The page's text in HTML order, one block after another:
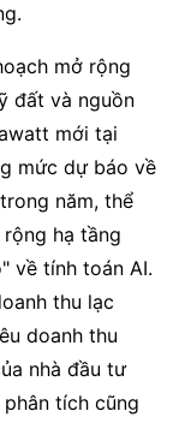
mở rộng
đất và nguồn
mới tại
mức dự báo về
năm, thể
hạ tầng
về tính toán AI.
thu lạc
doanh thu
nhà đầu tư
tích cũng